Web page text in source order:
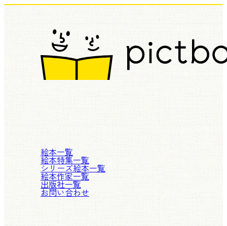
絵本一覧
絵本特集一覧
シリーズ絵本一覧
絵本作家一覧
出版社一覧
お問い合わせ